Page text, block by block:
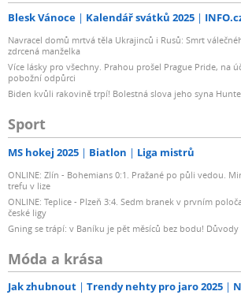
Blesk Vánoce Kalendář svátků 2025
Navracel domů mrtvá těla Ukrajinců i Rusů: Smrt
zdrcená manželka
Více lásky pro všechny. Prahou prošel Prague Pride, na
pobožní odpůrci
Biden kvůli rakovině trpí! Bolestná slova jeho syna
Sport
MS hokej 2025 Biatlon Liga mistrů
ONLINE: Zlín - Bohemians 0:1. Pražané po půli vedou.
trefu v lize
ONLINE: Teplice - Plzeň 3:4. Sedm branek v prvním
české ligy
Gning se trápí: v Baníku je pět měsíců bez bodu!
Móda a krása
Jak zhubnout Trendy nehty pro jaro 2025